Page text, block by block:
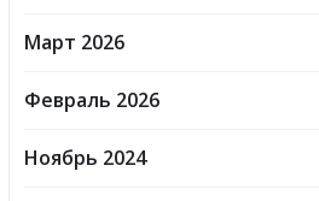
Март 2026
Февраль 2026
Ноябрь 2024